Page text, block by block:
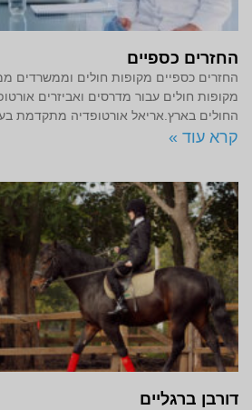
החזרים כספיים
החזרים כספיים מקופות חולים וממשרדים
מקופות חולים עבור מדרסים ואביזרים
החולים בארץ.אריאל אורטופדיה מתקדמת
קרא עוד »
דורבן ברגליים